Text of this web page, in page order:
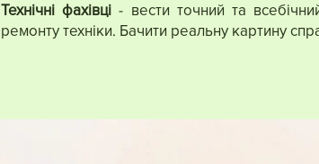
Технічні фахівці - вести точний та
ремонту техніки. Бачити реальну картину